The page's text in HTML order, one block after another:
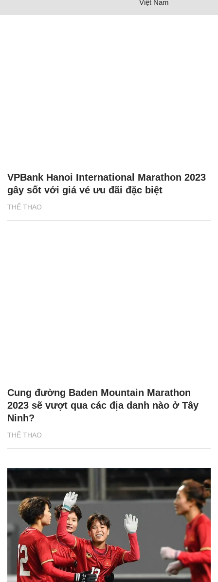
Việt Nam
THỂ THAO
VPBank Hanoi International Marathon 2023
gây sốt với giá vé ưu đãi đặc biệt
THỂ THAO
Cung đường Baden Mountain Marathon
2023 sẽ vượt qua các địa danh nào ở Tây
Ninh?